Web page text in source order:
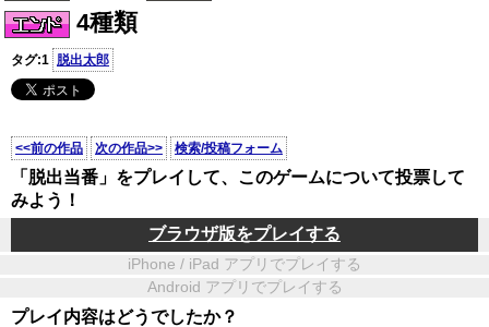
4種類
タグ:1 脱出太郎
<<前の作品 次の作品>> 検索/投稿フォーム
「脱出当番」をプレイして、このゲームについて投票して
みよう！
ブラウザ版をプレイする
iPhone / iPad アプリでプレイする
Android アプリでプレイする
プレイ内容はどうでしたか？